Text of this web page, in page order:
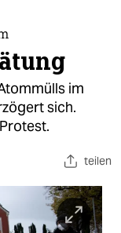
im
sich.
teilen